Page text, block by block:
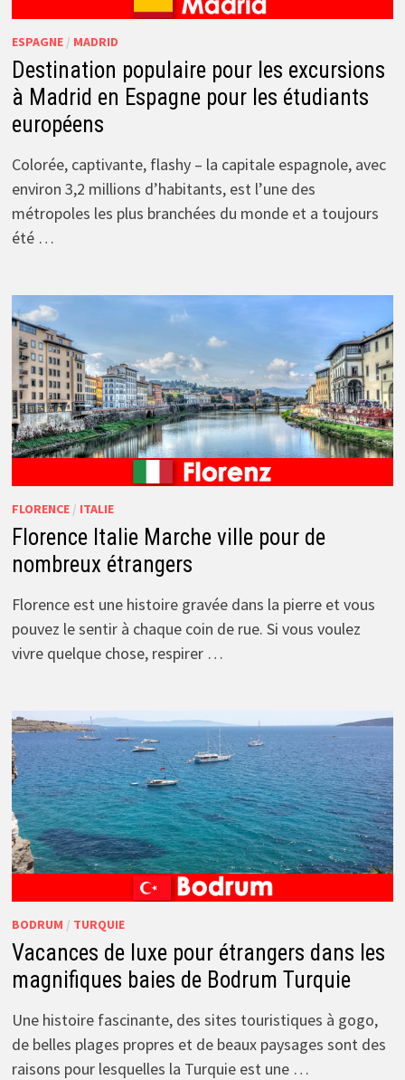
ESPAGNE/ MADRID
Destination populaire pour les excursions
à Madrid en Espagne pour les étudiants
européens
Colorée, captivante, flashy – la capitale espagnole, avec
environ 3,2 millions d’habitants, est l’une des
métropoles les plus branchées du monde et a toujours
été …
FLORENCE/ ITALIE
Florence Italie Marche ville pour de
nombreux étrangers
Florence est une histoire gravée dans la pierre et vous
pouvez le sentir à chaque coin de rue. Si vous voulez
vivre quelque chose, respirer …
BODRUM / TURQUIE
Vacances de luxe pour étrangers dans les
magnifiques baies de Bodrum Turquie
Une histoire fascinante, des sites touristiques à gogo,
de belles plages propres et de beaux paysages sont des
raisons pour lesquelles la Turquie est une …